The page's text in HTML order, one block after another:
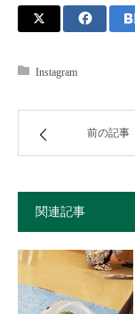
Instagram
前の記事
関連記事